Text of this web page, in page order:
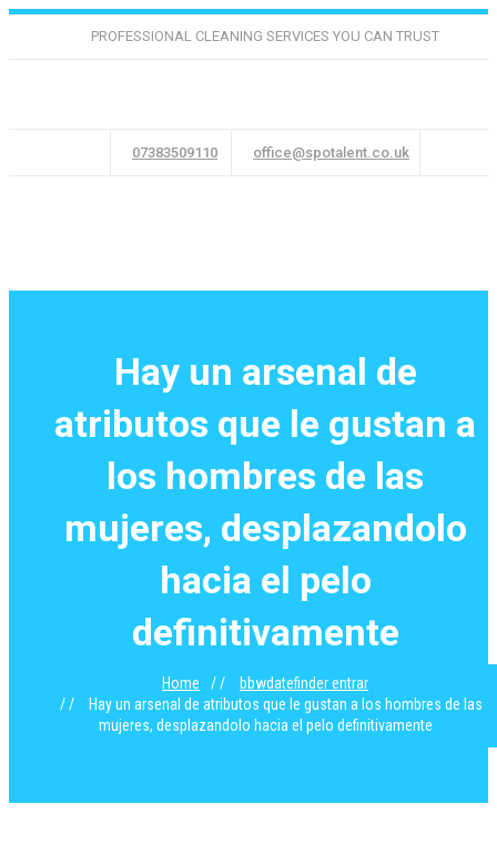
PROFESSIONAL CLEANING SERVICES YOU CAN TRUST
07383509110 office@spotalent.co.uk
Hay un arsenal de
atributos que le gustan a
los hombres de las
mujeres, desplazandolo
hacia el pelo
definitivamente
Home
bbwdatefinder entrar
Hay un arsenal de atributos que le gustan a los hombres de las
mujeres, desplazandolo hacia el pelo definitivamente